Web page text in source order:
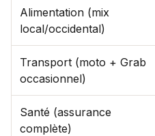
Alimentation (mix
local/occidental)
Transport (moto + Grab
occasionnel)
Santé (assurance
complète)